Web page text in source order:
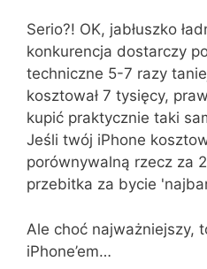
Serio?! OK, jabłuszko
konkurencja dostarczy
techniczne 5-7 razy
kosztował 7 tysięcy,
kupić praktycznie taki
Jeśli twój iPhone
porównywalną rzecz za
przebitka za bycie
Ale choć najważniejszy,
iPhone’em…